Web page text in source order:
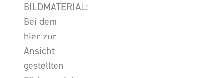
BILDMATERIAL:
Bei dem
hier zur
Ansicht
gestellten